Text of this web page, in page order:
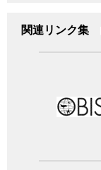
関連リンク集